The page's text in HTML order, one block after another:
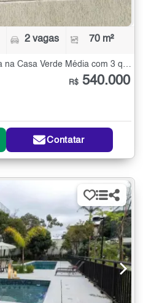
2 vagas 70 m²
Condomínio Fechado à Venda na Casa Verde Média com 3 quartos - 70 m²
R$ 540.000
Contatar